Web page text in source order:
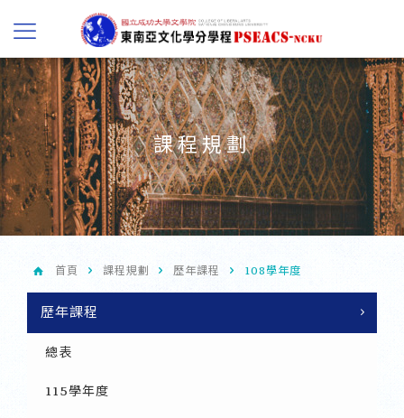
課程規劃
首頁 課程規劃 歷年課程 108學年度
歷年課程
總表
115學年度